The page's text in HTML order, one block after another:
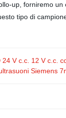
up, forniremo
tipo di
V c.c. 12 V c.c.
Siemens